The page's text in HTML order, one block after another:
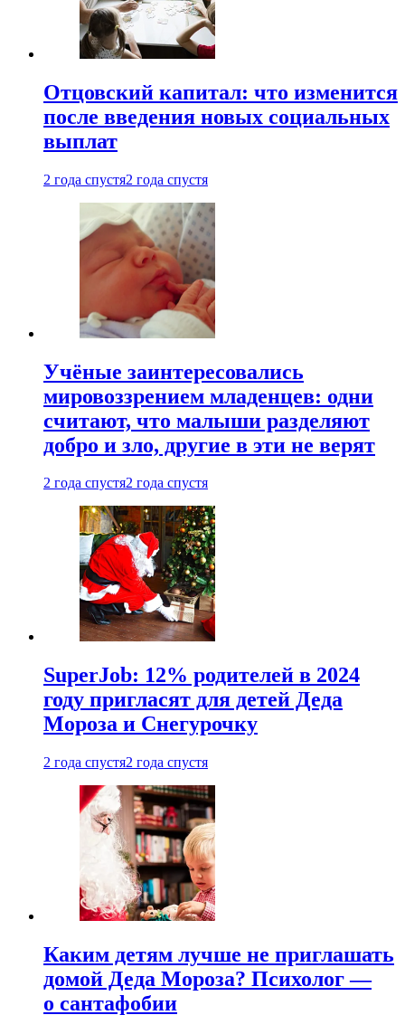
Отцовский капитал: что изменится
после введения новых социальных
выплат
2 года спустя2 года спустя
Учёные заинтересовались
мировоззрением младенцев: одни
считают, что малыши разделяют
добро и зло, другие в эти не верят
2 года спустя2 года спустя
SuperJob: 12% родителей в 2024
году пригласят для детей Деда
Мороза и Снегурочку
2 года спустя2 года спустя
Каким детям лучше не приглашать
домой Деда Мороза? Психолог —
о сантафобии